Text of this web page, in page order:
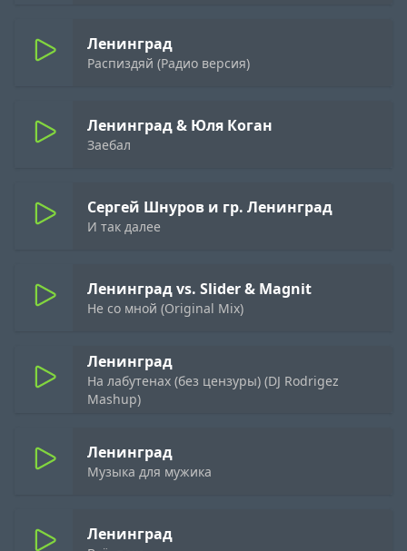
Ленинград
Распиздяй (Радио версия)
Ленинград & Юля Коган
Заебал
Сергей Шнуров и гр. Ленинград
И так далее
Ленинград vs. Slider & Magnit
Не со мной (Original Mix)
Ленинград
На лабутенах (без цензуры) (DJ Rodrigez
Mashup)
Ленинград
Музыка для мужика
Ленинград